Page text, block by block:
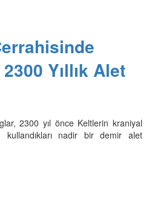
Yıllık Alet
2300 yıl önce Keltlerin kraniyal
nadir bir demir alet